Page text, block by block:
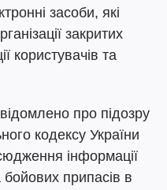
засоби, які
закритих
користувачів та
про підозру
кодексу України
інформації
припасів в